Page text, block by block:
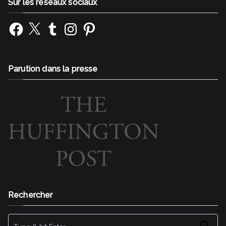
Sur les réseaux sociaux
Facebook
X TumblrInstagramPinterest
Parution dans la presse
Rechercher